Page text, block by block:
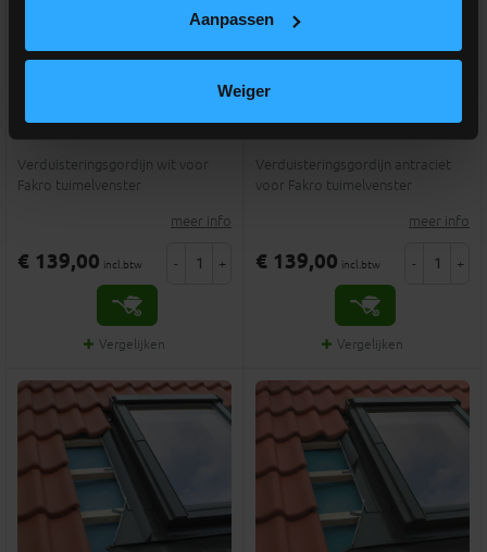
Aanpassen
Weiger
verduistergordijn 134x98
Verduisteringsgordijn wit voor
Fakro tuimelvenster
meer info
€ 139,00 incl.btw - +
Vergelijken
FAKRO ARF NL I 265
Verduisteringsgordijn antraciet
voor Fakro tuimelvenster
meer info
€ 139,00 incl.btw - +
Vergelijken